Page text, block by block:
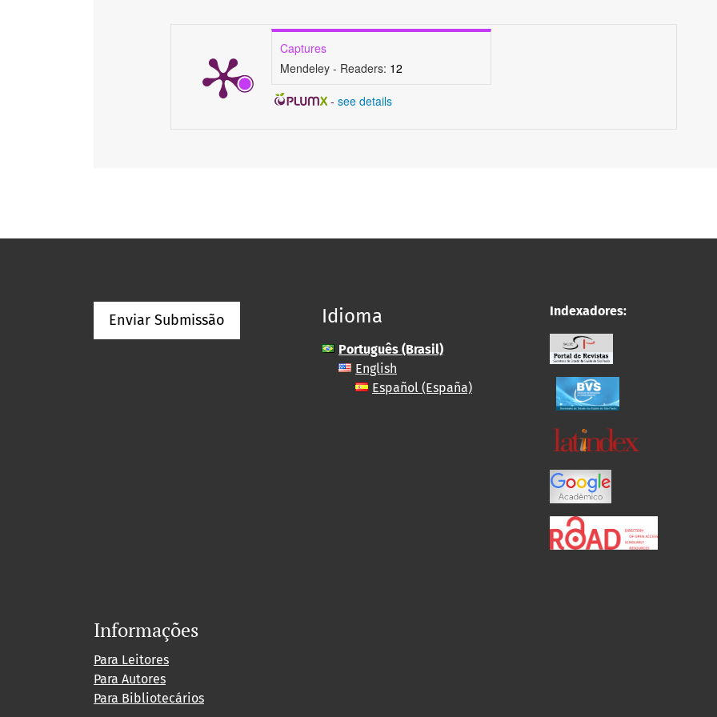
Captures
Mendeley - Readers: 12
- see details
Enviar Submissão Idioma
Português (Brasil)
English
Español (España)
Indexadores:
Informações
Para Leitores
Para Autores
Para Bibliotecários